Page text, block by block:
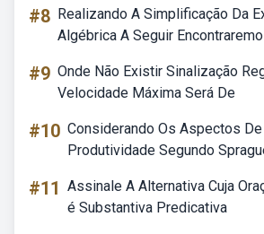
#8 Realizando A Simplificação Da
Algébrica A Seguir
#9 Onde Não Existir Sinalização
Velocidade Máxima Será De
#10 Considerando Os Aspectos De
Produtividade Segundo
#11 Assinale A Alternativa Cuja
é Substantiva Predicativa